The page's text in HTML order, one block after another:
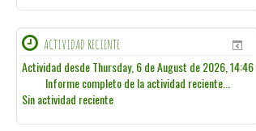
ACTIVIDAD RECIENTE
Actividad desde Thursday, 6 de August de 2026, 14:46
Informe completo de la actividad reciente...
Sin actividad reciente